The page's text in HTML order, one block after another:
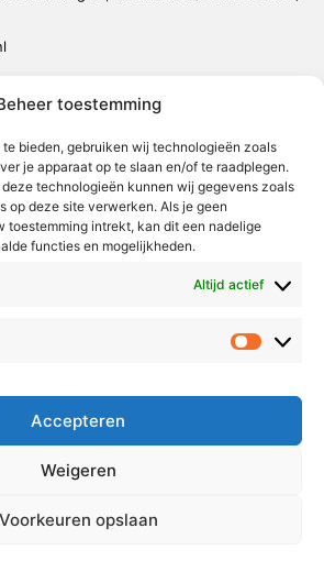
toestemming
bieden, gebruiken wij technologieën zoals
je apparaat op te slaan en/of te raadplegen.
deze technologieën kunnen wij gegevens zoals
op deze site verwerken. Als je geen
toestemming intrekt, kan dit een nadelige
functies en mogelijkheden.
Altijd actief
Accepteren
Weigeren
Voorkeuren opslaan